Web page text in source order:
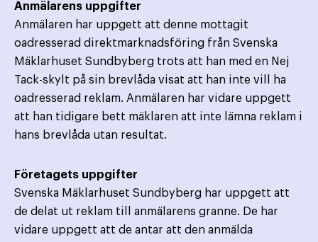
Anmälarens uppgifter
Anmälaren har uppgett att denne mottagit
oadresserad direktmarknadsföring från Svenska
Mäklarhuset Sundbyberg trots att han med en Nej
Tack-skylt på sin brevlåda visat att han inte vill ha
oadresserad reklam. Anmälaren har vidare uppgett
att han tidigare bett mäklaren att inte lämna reklam i
hans brevlåda utan resultat.
Företagets uppgifter
Svenska Mäklarhuset Sundbyberg har uppgett att
de delat ut reklam till anmälarens granne. De har
vidare uppgett att de antar att den anmälda